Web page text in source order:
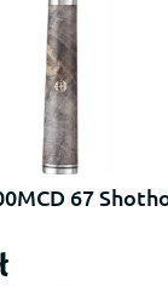
67